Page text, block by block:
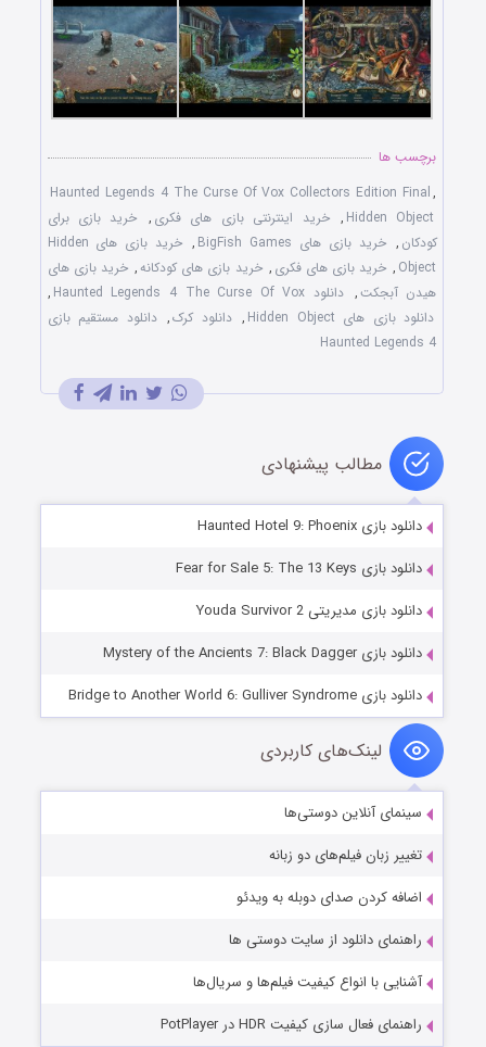
برچسب ها
Haunted Legends 4 The Curse Of Vox Collectors Edition Final,
Hidden Object
, خرید اینترنتی بازی های فکری , خرید بازی برای
کودکان , خرید بازی های BigFish Games ,
خرید بازی های Hidden
Object
, خرید بازی های فکری , خرید بازی های کودکانه, خرید بازی های
هیدن آبجکت, دانلود Haunted Legends 4 The Curse Of Vox
,
دانلود بازی های Hidden Object
, دانلود کرک, دانلود مستقیم بازی
Haunted Legends 4
مطالب پیشنهادی
دانلود بازی Haunted Hotel 9: Phoenix
دانلود بازی Fear for Sale 5: The 13 Keys
دانلود بازی مدیریتی Youda Survivor 2
دانلود بازی Mystery of the Ancients 7: Black Dagger
دانلود بازی Bridge to Another World 6: Gulliver Syndrome
لینک‌های کاربردی
سینمای آنلاین دوستی‌ها
تغییر زبان فیلم‌های دو زبانه
اضافه کردن صدای دوبله به ویدئو
راهنمای دانلود از سایت دوستی ها
آشنایی با انواع کیفیت فیلم‌ها و سریال‌ها
راهنمای فعال سازی کیفیت HDR در PotPlayer